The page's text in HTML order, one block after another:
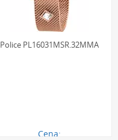
Police PL16031MSR.32MMA
Cena: